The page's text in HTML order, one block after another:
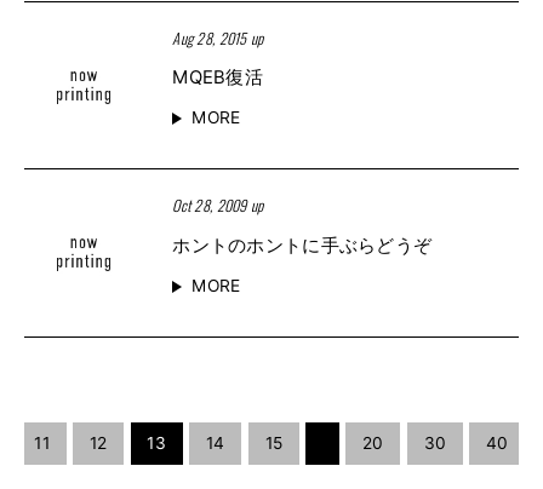
Aug 28, 2015 up
MQEB復活
MORE
Oct 28, 2009 up
ホントのホントに手ぶらどうぞ
MORE
11 12 13 14 15 20 30 40